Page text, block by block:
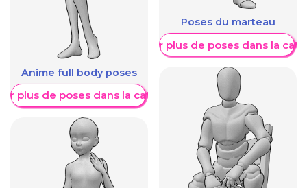
Anime full body poses
plus de poses dans la catégorie
Poses du marteau
Afficher plus de poses dans la